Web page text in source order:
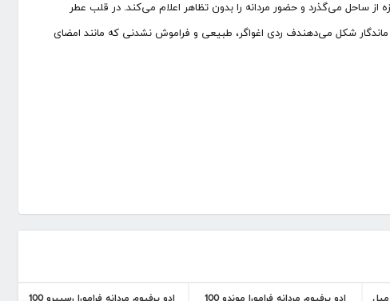
از ساحل می‌گذرد و حضور مردانه را بدون تظاهر اعلام می‌کند. در قلب عطر
شکل می‌دهندف ردی اغواگر، طبیعی و فراموش نشدنی که مانند امضای